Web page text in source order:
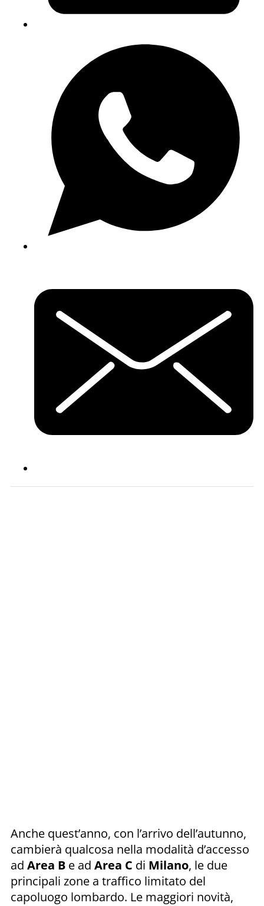
Anche quest’anno, con l’arrivo dell’autunno,
cambierà qualcosa nella modalità d’accesso
ad Area B e ad Area C di Milano, le due
principali zone a traffico limitato del
capoluogo lombardo. Le maggiori novità,